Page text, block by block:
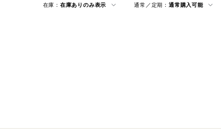
在庫： 在庫ありのみ表示 通常／定期： 通常購入可能